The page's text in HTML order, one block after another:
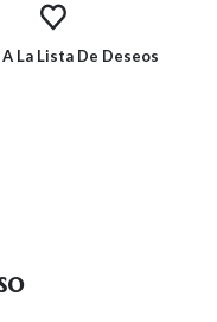
La Lista De Deseos